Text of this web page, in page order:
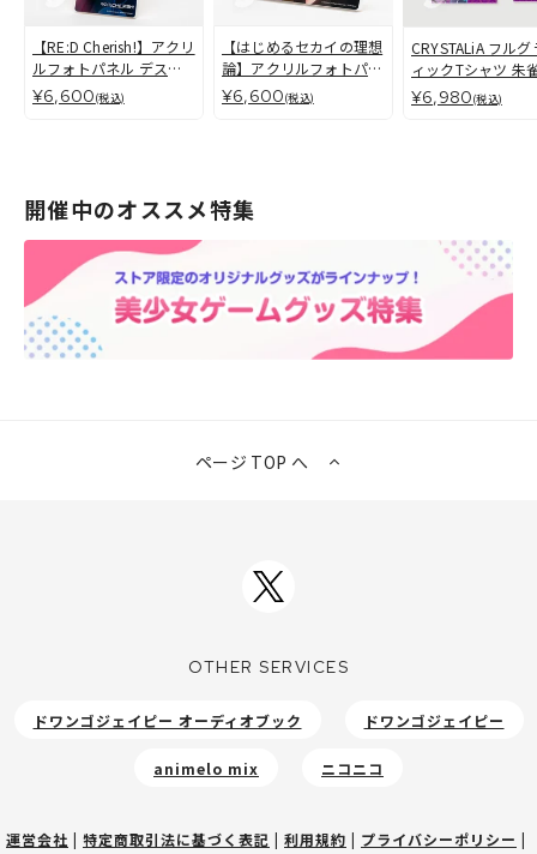
【RE:D Cherish!】アクリ
ルフォトパネル デスペ
ラード
¥6,600(税込)
【はじめるセカイの理想
論】アクリルフォトパネ
ル ヘルミリア＝ヴァン
＝ノクスローゼ
¥6,600(税込)
CRYSTALiA フルグ
ィックTシャツ 朱
葉[L/XL]
¥6,980(税込)
開催中のオススメ特集
ページ TOP へ
OTHER SERVICES
ドワンゴジェイピー オーディオブック ドワンゴジェイピー
animelo mix ニコニコ
運営会社 | 特定商取引法に基づく表記 | 利用規約 | プライバシーポリシー |